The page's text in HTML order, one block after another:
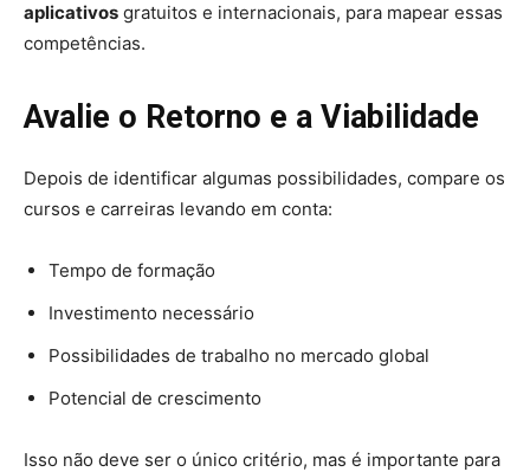
aplicativos gratuitos e internacionais, para mapear essas
competências.
Avalie o Retorno e a Viabilidade
Depois de identificar algumas possibilidades, compare os
cursos e carreiras levando em conta:
Tempo de formação
Investimento necessário
Possibilidades de trabalho no mercado global
Potencial de crescimento
Isso não deve ser o único critério, mas é importante para